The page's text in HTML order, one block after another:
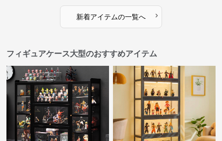
新着アイテムの一覧へ ›
フィギュアケース大型のおすすめアイテム